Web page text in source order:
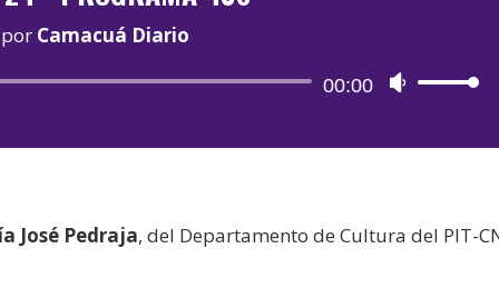
por Camacuá Diario
Reproductor
audio
00:00
Utiliza
teclas
arriba/
José Pedraja, del Departamento de Cultura del PIT-